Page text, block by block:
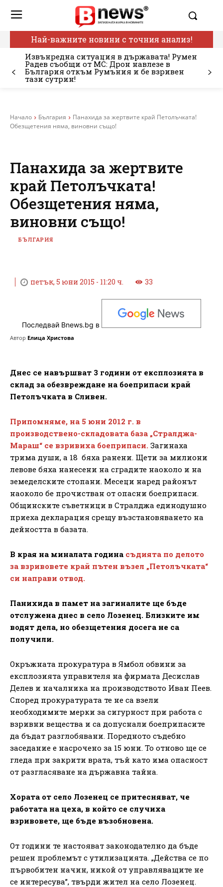
Най-важните новини с точния анализ!
Извънредна ситуация в държавата! Румен
Радев съобщи от МС: Дрон навлезе в
България откъм Румъния и бе взривен
тази сутрин!
Начало България
Панахида за жертвите край Петолъчката!
Обезщетения няма, виновни също!
Панахида за жертвите
край Петолъчката!
Обезщетения няма,
виновни също!
БЪЛГАРИЯ
петък, 5 юни 2015 - 11:20 ч. 33
Последвай Bnews.bg в
Автор Елица Христова
Днес се навършват 3 години от експлозията в
склад за обезвреждане на боеприпаси край
Петолъчката в Сливен.
Припомняме, на 5 юни 2012 г. в
производствено-складовата база „Стралджа-
Мараш“ се взривиха боеприпаси. Загинаха
трима души, а 18 бяха ранени. Щети за милиони
левове бяха нанесени на сградите наоколо и на
земеделските стопани. Месеци наред районът
наоколо бе прочистван от опасни боеприпаси.
Общинските съветници в Стралджа единодушно
приеха декларация срещу възстановяването на
дейността в базата.
В края на миналата година съдията по делото
за взривовете край пътен възел „Петолъчката“
си направи отвод.
Панихида в памет на загиналите ще бъде
отслужена днес в село Лозенец. Близките им
водят дела, но обезщетения досега не са
получили.
Окръжната прокуратура в Ямбол обвини за
експлозията управителя на фирмата Десислав
Делев и началника на производството Иван Пеев.
Според прокуратурата те не са взели
необходимите мерки за сигурност при работа с
взривни вещества и са допуснали боеприпасите
да бъдат разглобявани. Поредното съдебно
заседание е насрочено за 15 юни. То отново ще се
гледа при закрити врата, тъй като има опасност
от разгласяване на държавна тайна.
Хората от село Лозенец се притесняват, че
работата на цеха, в който се случиха
взривовете, ще бъде възобновена.
От години те настояват законодателно да бъде
решен проблемът с утилизацията. „Действа се по
първобитен начин, никой от управляващите не
се интересува”, твърди жител на село Лозенец.